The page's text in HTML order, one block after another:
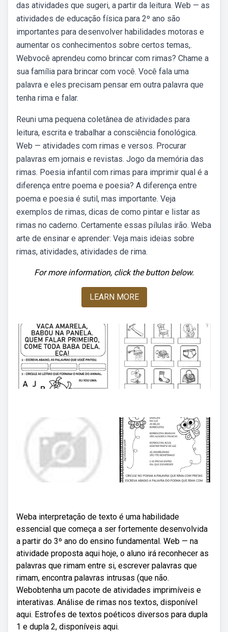
das atividades que sugeri, a partir da leitura. Web — as
atividades de educação física para 2º ano são
importantes para desenvolver habilidades motoras e
aumentar os conhecimentos sobre certos temas,.
Webvocê aprendeu como brincar com rimas? Chame a
sua família para brincar com você. Você fala uma
palavra e eles precisam pensar em outra palavra que
tenha rima e falar.
Reuni uma pequena coletânea de atividades para
leitura, escrita e trabalhar a consciência fonológica.
Web — atividades com rimas e versos. Procurar
palavras em jornais e revistas. Jogo da memória das
rimas. Poesia infantil com rimas para imprimir qual é a
diferença entre poema e poesia? A diferença entre
poema e poesia é sutil, mas importante. Veja
exemplos de rimas, dicas de como pintar e listar as
rimas no caderno. Certamente essas pílulas irão. Weba
arte de ensinar e aprender: Veja mais ideias sobre
rimas, atividades, atividades de rima.
For more information, click the button below.
LEARN MORE
Weba interpretação de texto é uma habilidade
essencial que começa a ser fortemente desenvolvida
a partir do 3º ano do ensino fundamental. Web — na
atividade proposta aqui hoje, o aluno irá reconhecer as
palavras que rimam entre si, escrever palavras que
rimam, encontra palavras intrusas (que não.
Webobtenha um pacote de atividades imprimíveis e
interativas. Análise de rimas nos textos, disponível
aqui. Estrofes de textos poéticos diversos para dupla
1 e dupla 2, disponíveis aqui.